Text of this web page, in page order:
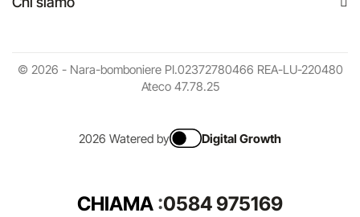
© 2026 - Nara-bomboniere PI.02372780466 REA-LU-220480
Ateco 47.78.25
2026 Watered by Digital Growth
CHIAMA :0584 975169